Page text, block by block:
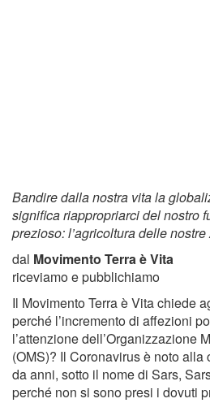
Bandire dalla nostra vita la
significa riappropriarci del nostro
prezioso: l’agricoltura delle
dal Movimento Terra è Vita
riceviamo e pubblichiamo
Il Movimento Terra è Vita chiede
perché l’incremento di affezioni
l’attenzione dell’Organizzazione
(OMS)? Il Coronavirus è noto
da anni, sotto il nome di Sars,
perché non si sono presi i dovuti